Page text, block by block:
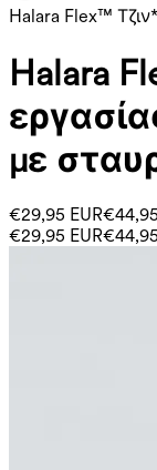
Halara Flex™ Τζιν*
Halara
με
€29,95 EUR
€29,95 EUR